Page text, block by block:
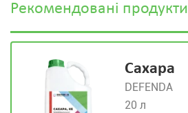
Рекомендовані продукти
Сахара
DEFENDA
20 л